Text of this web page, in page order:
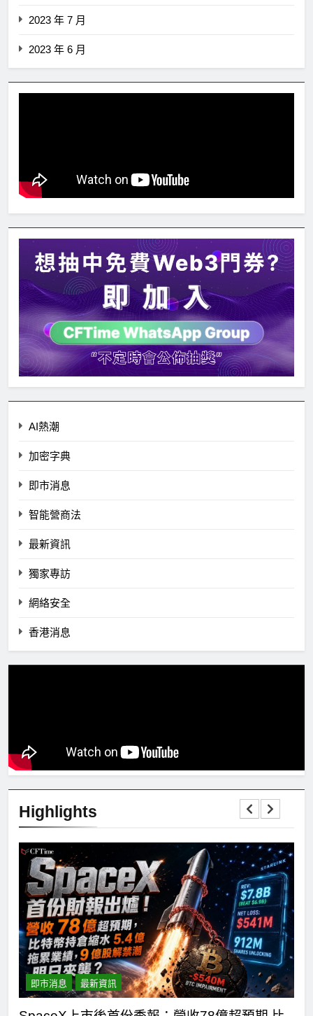
2023 年 7 月
2023 年 6 月
AI熱潮
加密字典
即市消息
智能營商法
最新資訊
獨家專訪
網絡安全
香港消息
Highlights
即市消息 最新資訊